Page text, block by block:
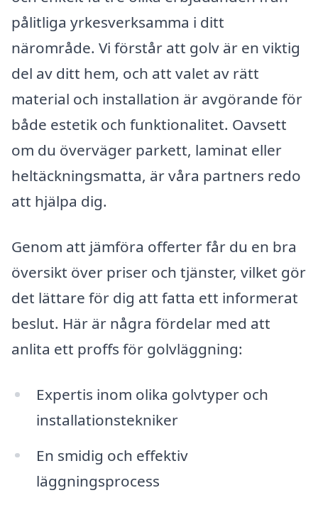
pålitliga yrkesverksamma i ditt
närområde. Vi förstår att golv är en viktig
del av ditt hem, och att valet av rätt
material och installation är avgörande för
både estetik och funktionalitet. Oavsett
om du överväger parkett, laminat eller
heltäckningsmatta, är våra partners redo
att hjälpa dig.
Genom att jämföra offerter får du en bra
översikt över priser och tjänster, vilket gör
det lättare för dig att fatta ett informerat
beslut. Här är några fördelar med att
anlita ett proffs för golvläggning:
Expertis inom olika golvtyper och
installationstekniker
En smidig och effektiv
läggningsprocess